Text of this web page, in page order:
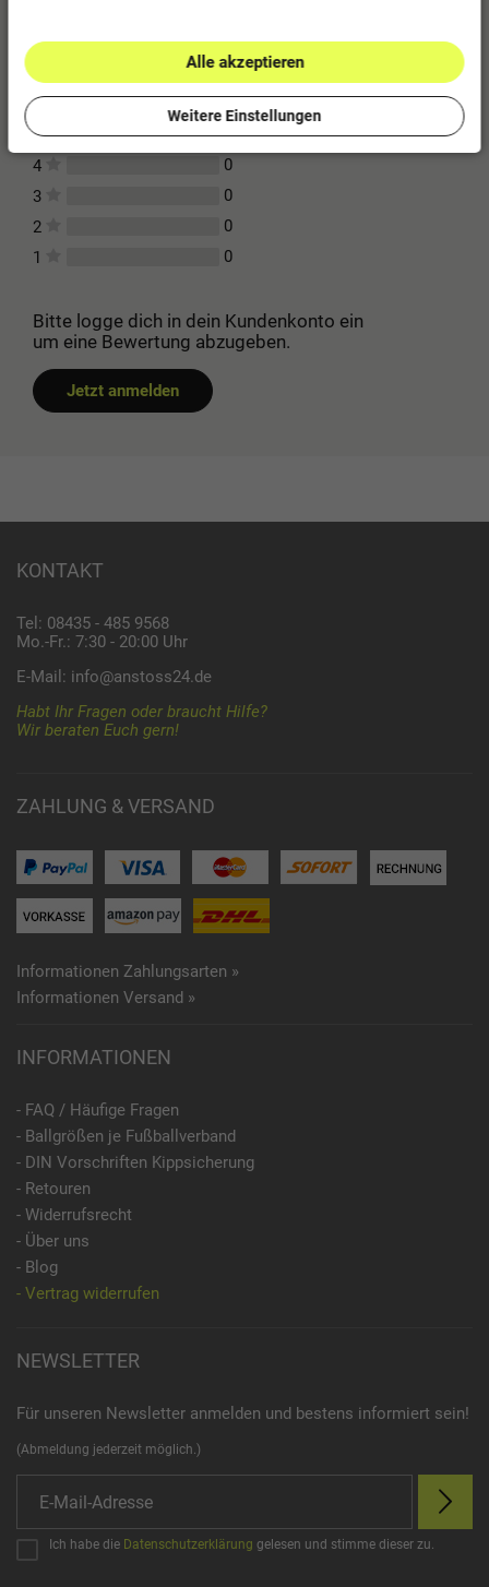
Für diesen Artikel erfolgte leider noch keine
Kundenbewertung.
5
0
4
0
3
0
2
0
1
0
Bitte logge dich in dein Kundenkonto ein
um eine Bewertung abzugeben.
Jetzt anmelden
KONTAKT
Tel: 08435 - 485 9568
Mo.-Fr.: 7:30 - 20:00 Uhr
E-Mail: info@anstoss24.de
Habt Ihr Fragen oder braucht Hilfe?
Wir beraten Euch gern!
ZAHLUNG & VERSAND
Informationen Zahlungsarten »
Informationen Versand »
INFORMATIONEN
- FAQ / Häufige Fragen
- Ballgrößen je Fußballverband
- DIN Vorschriften Kippsicherung
- Retouren
- Widerrufsrecht
- Über uns
- Blog
- Vertrag widerrufen
NEWSLETTER
Für unseren Newsletter anmelden und bestens informiert sein!
(Abmeldung jederzeit möglich.)
Ich habe die Datenschutzerklärung gelesen und stimme dieser zu.
Alle akzeptieren
Weitere Einstellungen